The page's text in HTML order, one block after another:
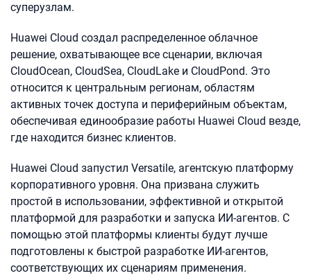
суперузлам.
Huawei Cloud создал распределенное облачное
решение, охватывающее все сценарии, включая
CloudOcean, CloudSea, CloudLake и CloudPond. Это
относится к центральным регионам, областям
активных точек доступа и периферийным объектам,
обеспечивая единообразие работы Huawei Cloud везде,
где находится бизнес клиентов.
Huawei Cloud запустил Versatile, агентскую платформу
корпоративного уровня. Она призвана служить
простой в использовании, эффективной и открытой
платформой для разработки и запуска ИИ-агентов. С
помощью этой платформы клиенты будут лучше
подготовлены к быстрой разработке ИИ-агентов,
соответствующих их сценариям применения.